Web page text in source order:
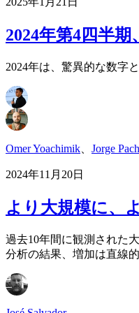
2024年第4四半
2024年は、驚異的な数字
Omer Yoachimik Jorge
2024年11月20日
より大規模に、
過去10年間に観測された
分析の結果、増加は直線